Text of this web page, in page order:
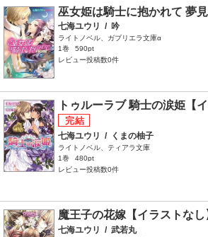
巫女姫は騎士に抱かれて 夢
七海ユウリ / 吟
ライトノベル、ガブリエラ文庫α
1巻
590pt
レビュー投稿数0件
トゥルーラブ 騎士の涙姫【
七海ユウリ / くまの柚子
ライトノベル、ティアラ文庫
1巻
480pt
レビュー投稿数0件
魔王子の花嫁【イラストなし
七海ユウリ / 武若丸